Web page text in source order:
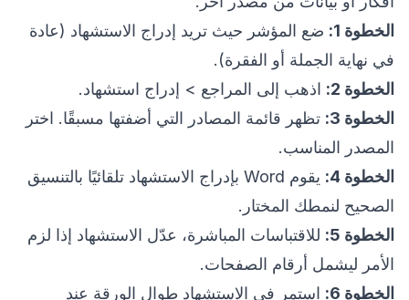
الخطوة 1:
ضع المؤشر حيث تريد إدراج الاستشهاد (عادة
في نهاية الجملة أو الفقرة).
الخطوة 2:
اذهب إلى المراجع > إدراج استشهاد.
الخطوة 3:
تظهر قائمة المصادر التي أضفتها مسبقًا. اختر
المصدر المناسب.
الخطوة 4:
يقوم Word بإدراج الاستشهاد تلقائيًا بالتنسيق
الصحيح لنمطك المختار.
الخطوة 5:
للاقتباسات المباشرة، عدّل الاستشهاد إذا لزم
الأمر ليشمل أرقام الصفحات.
الخطوة 6:
استمر في الاستشهاد طوال الورقة عند